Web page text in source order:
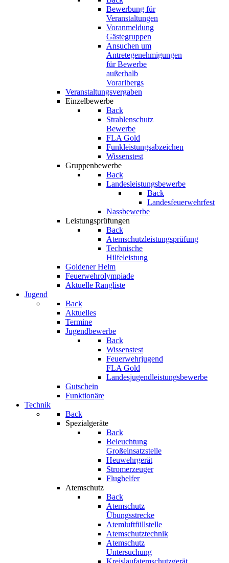
Bewerbung für
Veranstaltungen
Voranmeldung
Gästegruppen
Ansuchen um
Antretegenehmigungen
für Bewerbe
außerhalb
Vorarlbergs
Veranstaltungsvergaben
Einzelbewerbe
Back
Strahlenschutz
Bewerbe
FLA Gold
Funkleistungsabzeichen
Wissenstest
Gruppenbewerbe
Back
Landesleistungsbewerbe
Back
Landesfeuerwehrfest
Nassbewerbe
Leistungsprüfungen
Back
Atemschutzleistungsprüfung
Technische
Hilfeleistung
Goldener Helm
Feuerwehrolympiade
Aktuelle Rangliste
Jugend
Back
Aktuelles
Termine
Jugendbewerbe
Back
Wissenstest
Feuerwehrjugend
FLA Gold
Landesjugendleistungsbewerbe
Gutschein
Funktionäre
Technik
Back
Spezialgeräte
Back
Beleuchtung
Großeinsatzstelle
Heuwehrgerät
Stromerzeuger
Flughelfer
Atemschutz
Back
Atemschutz
Übungsstrecke
Atemluftfüllstelle
Atemschutztechnik
Atemschutz
Untersuchung
Kreislaufatemschutzgerät